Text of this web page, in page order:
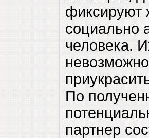
фиксируют
социально
человека.
По
партнер